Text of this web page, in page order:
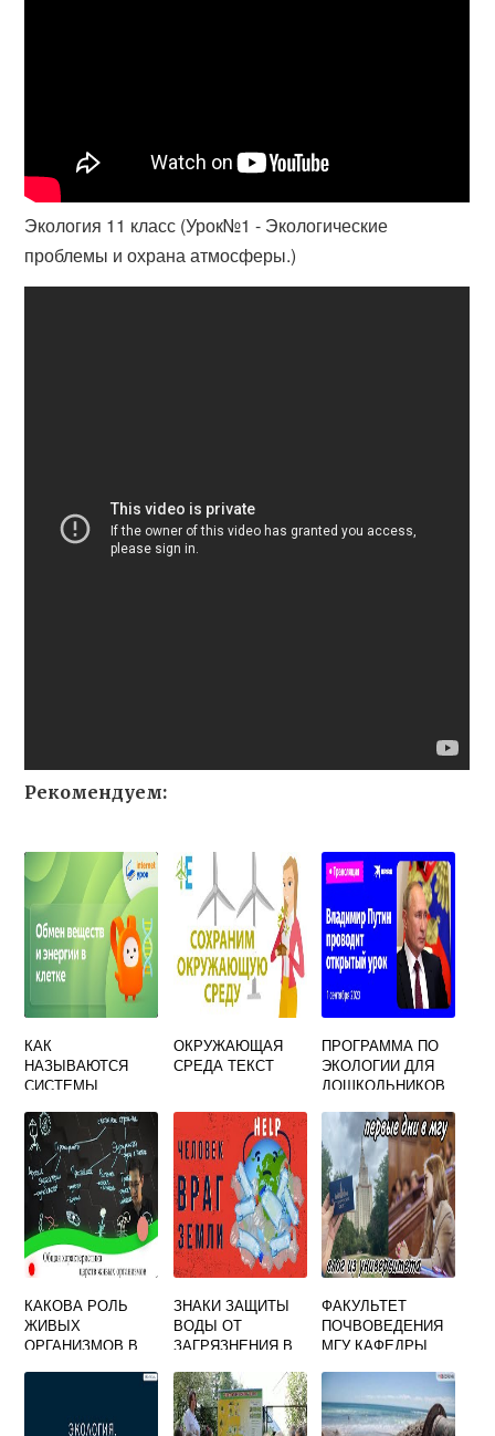
Экология 11 класс (Урок№1 - Экологические
проблемы и охрана атмосферы.)
Рекомендуем:
КАК
НАЗЫВАЮТСЯ
СИСТЕМЫ
ПРИ
ПОСТУПЛЕНИИ
ЭНЕРГИИ И
ВЕЩЕСТВА ИЗ
ОКРУЖАЮЩЕЙ
СРЕДЫ
ОКРУЖАЮЩАЯ
СРЕДА ТЕКСТ
ПРОГРАММА ПО
ЭКОЛОГИИ ДЛЯ
ДОШКОЛЬНИКОВ
ДОПОЛНИТЕЛЬНО
М ОБРАЗОВАНИИ
КАКОВА РОЛЬ
ЖИВЫХ
ОРГАНИЗМОВ В
ФОРМИРОВАНИЯ
СКАЛАХ
ЗНАКИ ЗАЩИТЫ
ВОДЫ ОТ
ЗАГРЯЗНЕНИЯ В
ДЕТЕЙ
ФАКУЛЬТЕТ
ПОЧВОВЕДЕНИЯ
МГУ КАФЕДРЫ